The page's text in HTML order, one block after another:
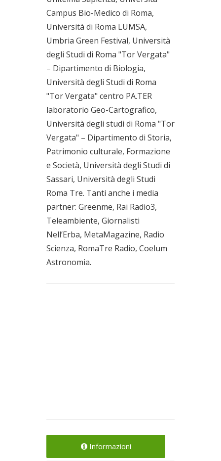
Campus Bio-Medico di Roma,
Università di Roma LUMSA,
Umbria Green Festival, Università
degli Studi di Roma "Tor Vergata"
– Dipartimento di Biologia,
Università degli Studi di Roma
"Tor Vergata" centro PA.TER
laboratorio Geo-Cartografico,
Università degli studi di Roma "Tor
Vergata" – Dipartimento di Storia,
Patrimonio culturale, Formazione
e Società, Università degli Studi di
Sassari, Università degli Studi
Roma Tre. Tanti anche i media
partner: Greenme, Rai Radio3,
Teleambiente, Giornalisti
Nell’Erba, MetaMagazine, Radio
Scienza, RomaTre Radio, Coelum
Astronomia.
Informazioni